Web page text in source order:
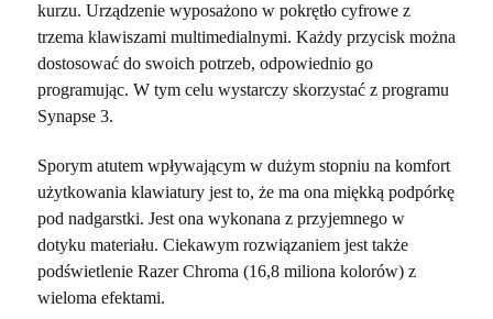
kurzu. Urządzenie wyposażono w pokrętło cyfrowe z
trzema klawiszami multimedialnymi. Każdy przycisk można
dostosować do swoich potrzeb, odpowiednio go
programując. W tym celu wystarczy skorzystać z programu
Synapse 3.
Sporym atutem wpływającym w dużym stopniu na komfort
użytkowania klawiatury jest to, że ma ona miękką podpórkę
pod nadgarstki. Jest ona wykonana z przyjemnego w
dotyku materiału. Ciekawym rozwiązaniem jest także
podświetlenie Razer Chroma (16,8 miliona kolorów) z
wieloma efektami.